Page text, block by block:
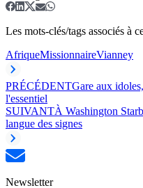
Les mots-clés/tags associés à
AfriqueMissionnaireVianney
PRÉCÉDENTGare aux
l'essentiel
SUIVANTÀ Washington
langue des signes
Newsletter